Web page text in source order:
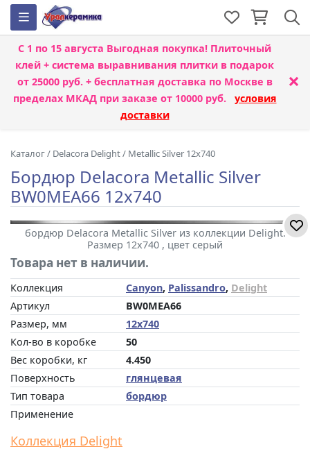
С 1 по 15 августа Выгодная покупка! Плиточный
клей + система выравнивания плитки в подарок
от 25000 руб. + бесплатная доставка по Москве в
пределах МКАД при заказе от 10000 руб. условия
доставки
×
Каталог/ Delacora Delight/ Metallic Silver 12x740
Бордюр Delacora Metallic Silver
BW0MEA66 12x740
бордюр Delacora Metallic Silver из коллекции Delight.
Размер 12x740 , цвет серый
Товара нет в наличии.
Коллекция Canyon, Palissandro, Delight
Артикул
BW0MEA66
Размер, мм
12x740
Кол-во в коробке
50
Вес коробки, кг
4.450
Поверхность
глянцевая
Тип товара
бордюр
Применение
Коллекция Delight